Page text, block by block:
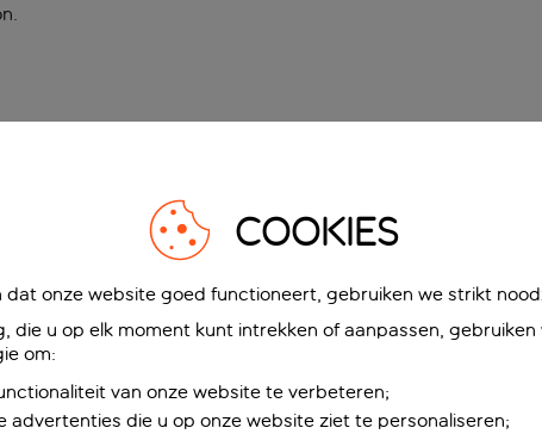
.
COOKIES
onze website goed functioneert, gebruiken we strikt
die u op elk moment kunt intrekken of aanpassen, gebruiken
om:
van onze website te verbeteren;
advertenties die u op onze website ziet te personaliseren;